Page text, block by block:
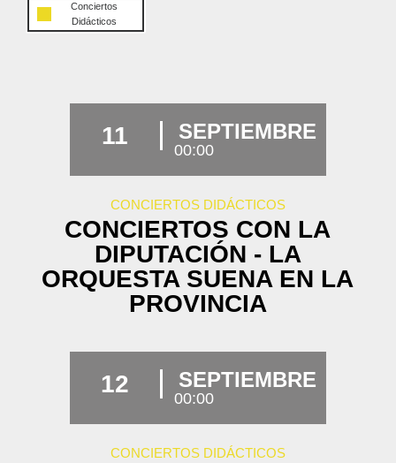
Conciertos
Didácticos
11 SEPTIEMBRE
00:00
CONCIERTOS DIDÁCTICOS
CONCIERTOS CON LA
DIPUTACIÓN - LA
ORQUESTA SUENA EN LA
PROVINCIA
12 SEPTIEMBRE
00:00
CONCIERTOS DIDÁCTICOS